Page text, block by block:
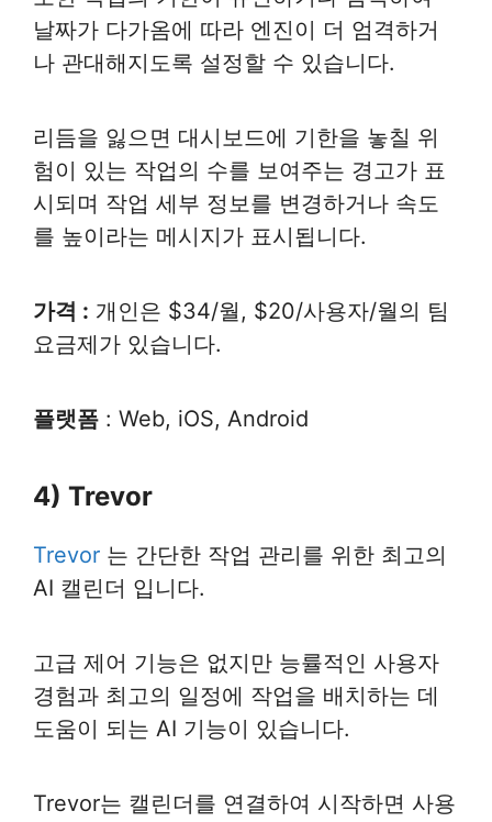
날짜가 다가옴에 따라 엔진이 더 엄격하거
나 관대해지도록 설정할 수 있습니다.
리듬을 잃으면 대시보드에 기한을 놓칠 위
험이 있는 작업의 수를 보여주는 경고가 표
시되며 작업 세부 정보를 변경하거나 속도
를 높이라는 메시지가 표시됩니다.
가격 : 개인은 $34/월, $20/사용자/월의 팀
요금제가 있습니다.
플랫폼 : Web, iOS, Android
4) Trevor
Trevor 는 간단한 작업 관리를 위한 최고의
AI 캘린더 입니다.
고급 제어 기능은 없지만 능률적인 사용자
경험과 최고의 일정에 작업을 배치하는 데
도움이 되는 AI 기능이 있습니다.
Trevor는 캘린더를 연결하여 시작하면 사용